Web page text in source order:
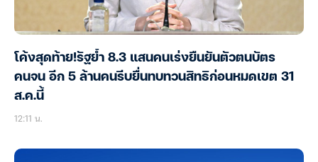
โค้งสุดท้าย!รัฐย้ำ 8.3 แสนคนเร่งยืนยันตัวตนบัตร
คนจน อีก 5 ล้านคนรีบยื่นทบทวนสิทธิก่อนหมดเขต 31
ส.ค.นี้
12:11 น.